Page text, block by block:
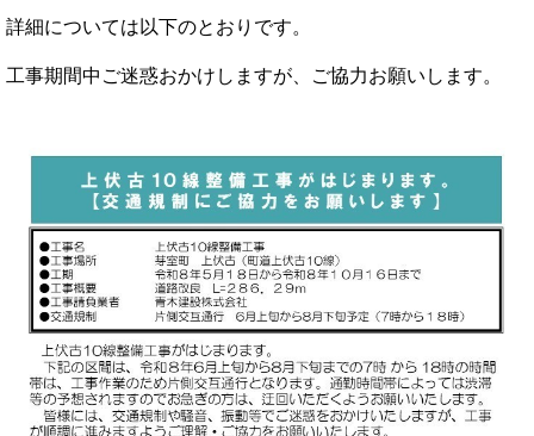
詳細については以下のとおりです。
工事期間中ご迷惑おかけしますが、ご協力お願いします。